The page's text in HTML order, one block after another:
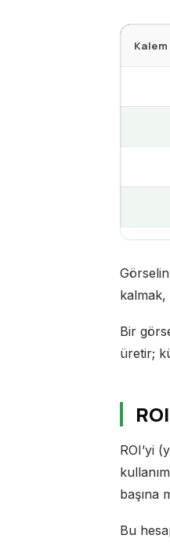
Kalem
kalmak,
Bir
üretir;
ROI’yi
başına
Bu